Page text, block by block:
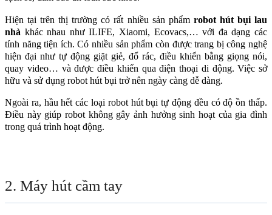
Hiện tại trên thị trường có rất nhiều sản phẩmrobot hút bụi lau
nhà khác nhau như ILIFE, Xiaomi, Ecovacs,… với đa dạng các
tính năng tiện ích. Có nhiều sản phẩm còn được trang bị công nghệ
hiện đại như tự động giặt giẻ, đổ rác, điều khiển bằng giọng nói,
quay video… và được điều khiển qua điện thoại di động. Việc sở
hữu và sử dụng robot hút bụi trở nên ngày càng dễ dàng.
Ngoài ra, hầu hết các loại robot hút bụi tự động đều có độ ồn thấp.
Điều này giúp robot không gây ảnh hưởng sinh hoạt của gia đình
trong quá trình hoạt động.
2. Máy hút cầm tay